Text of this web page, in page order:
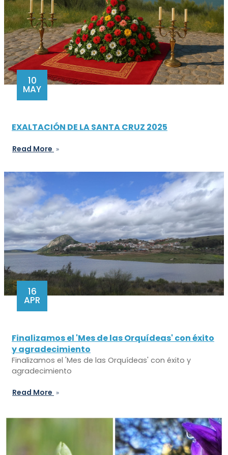
10
MAY
EXALTACIÓN DE LA SANTA CRUZ 2025
Read More
16
APR
Finalizamos el 'Mes de las Orquídeas' con éxito
y agradecimiento
Finalizamos el 'Mes de las Orquídeas' con éxito y
agradecimiento
Read More